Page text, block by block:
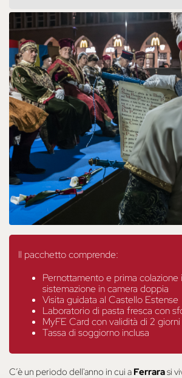
Il pacchetto comprende:
Pernottamento e prima colazione
sistemazione in camera doppia
Visita guidata al Castello Estense
Laboratorio di pasta fresca con
MyFE Card con validità di 2 giorni
Tassa di soggiorno inclusa
C’è un periodo dell'anno in cui a Ferrara si